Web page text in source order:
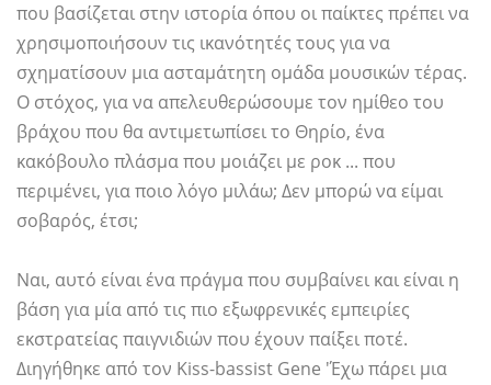
που βασίζεται στην ιστορία όπου οι παίκτες πρέπει να
χρησιμοποιήσουν τις ικανότητές τους για να
σχηματίσουν μια ασταμάτητη ομάδα μουσικών τέρας.
Ο στόχος, για να απελευθερώσουμε τον ημίθεο του
βράχου που θα αντιμετωπίσει το Θηρίο, ένα
κακόβουλο πλάσμα που μοιάζει με ροκ ... που
περιμένει, για ποιο λόγο μιλάω; Δεν μπορώ να είμαι
σοβαρός, έτσι;
Ναι, αυτό είναι ένα πράγμα που συμβαίνει και είναι η
βάση για μία από τις πιο εξωφρενικές εμπειρίες
εκστρατείας παιγνιδιών που έχουν παίξει ποτέ.
Διηγήθηκε από τον Kiss-bassist Gene 'Έχω πάρει μια